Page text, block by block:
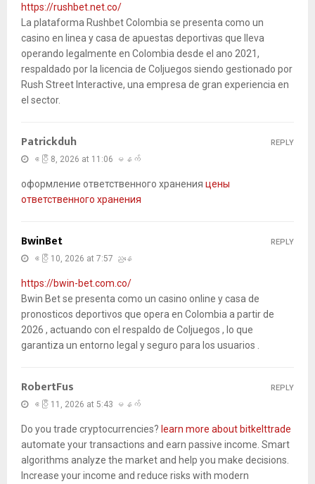
https://rushbet.net.co/
La plataforma Rushbet Colombia se presenta como un
casino en linea y casa de apuestas deportivas que lleva
operando legalmente en Colombia desde el ano 2021,
respaldado por la licencia de Coljuegos siendo gestionado por
Rush Street Interactive, una empresa de gran experiencia en
el sector.
Patrickduh
ဧပြီ 8, 2026 at 11:06 မနက်
оформление ответственного хранения цены
ответственного хранения
REPLY
BwinBet
ဧပြီ 10, 2026 at 7:57 ညနေ
https://bwin-bet.com.co/
Bwin Bet se presenta como un casino online y casa de
pronosticos deportivos que opera en Colombia a partir de
2026 , actuando con el respaldo de Coljuegos , lo que
garantiza un entorno legal y seguro para los usuarios .
REPLY
RobertFus
ဧပြီ 11, 2026 at 5:43 မနက်
Do you trade cryptocurrencies? learn more about bitkelttrade
automate your transactions and earn passive income. Smart
algorithms analyze the market and help you make decisions.
Increase your income and reduce risks with modern
REPLY